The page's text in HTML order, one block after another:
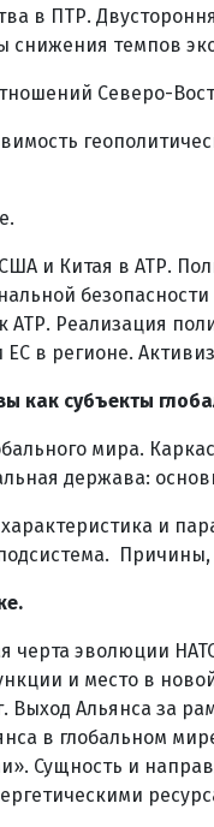
в ПТР.
темпов
Северо-
и Китая в АТР.
Реализация
в регионе.
как субъекты
мира.
держава:
и
черта эволюции
и место в
Выход Альянса за
в глобальном
Сущность и